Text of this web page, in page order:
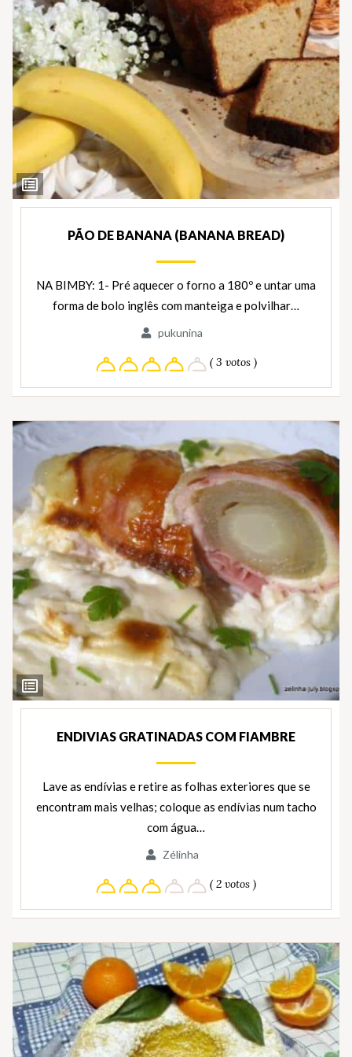
Ver
Ingredientes
PÃO DE BANANA (BANANA BREAD)
NA BIMBY: 1- Pré aquecer o forno a 180º e untar uma
forma de bolo inglês com manteiga e polvilhar…
pukunina
( 3 votos )
Ver
Ingredientes
ENDIVIAS GRATINADAS COM FIAMBRE
Lave as endívias e retire as folhas exteriores que se
encontram mais velhas; coloque as endívias num tacho
com água…
Zélinha
( 2 votos )